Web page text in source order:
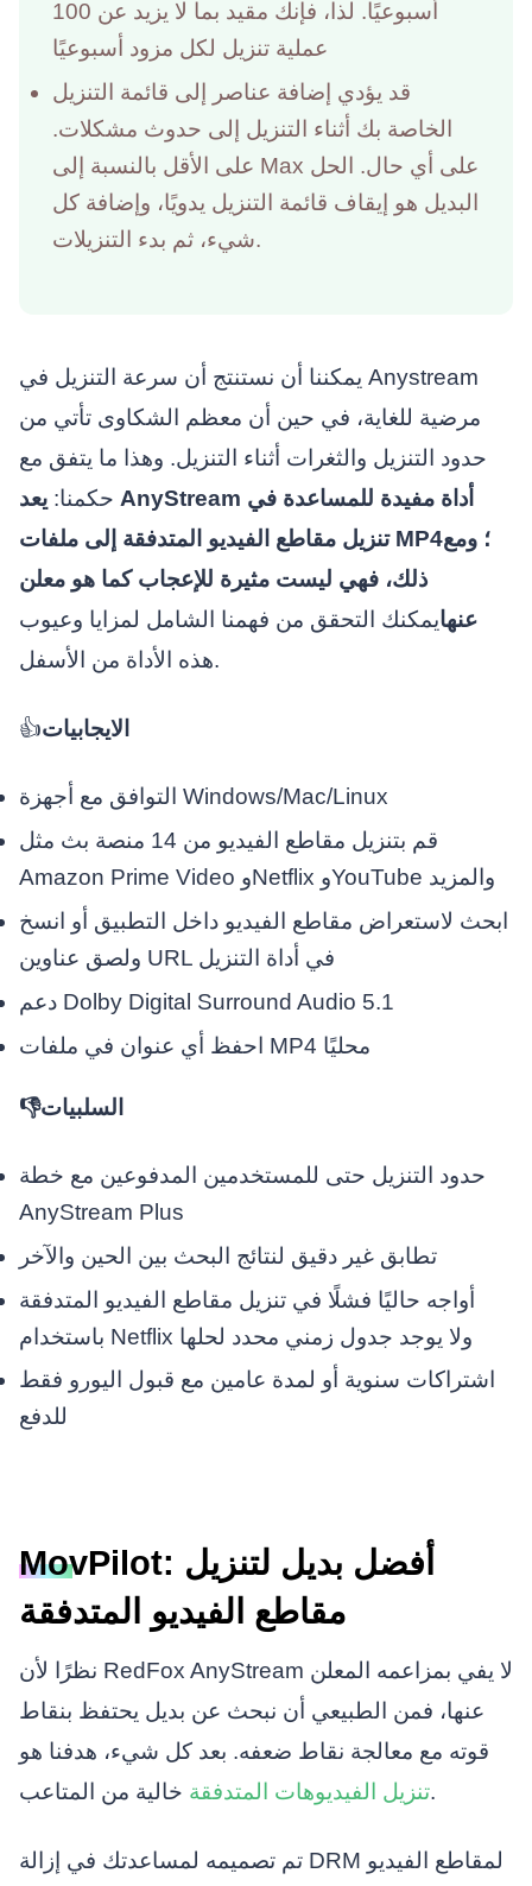
أسبوعيًا. لذا، فإنك مقيد بما لا يزيد عن 100
عملية تنزيل لكل مزود أسبوعيًا
قد يؤدي إضافة عناصر إلى قائمة التنزيل
الخاصة بك أثناء التنزيل إلى حدوث مشكلات.
على الأقل بالنسبة إلى Max على أي حال. الحل
البديل هو إيقاف قائمة التنزيل يدويًا، وإضافة كل
شيء، ثم بدء التنزيلات.
يمكننا أن نستنتج أن سرعة التنزيل في Anystream
مرضية للغاية، في حين أن معظم الشكاوى تأتي من
حدود التنزيل والثغرات أثناء التنزيل. وهذا ما يتفق مع
حكمنا:يعد AnyStream أداة مفيدة للمساعدة في
تنزيل مقاطع الفيديو المتدفقة إلى ملفات MP4؛ ومع
ذلك، فهي ليست مثيرة للإعجاب كما هو معلن
عنهايمكنك التحقق من فهمنا الشامل لمزايا وعيوب
هذه الأداة من الأسفل.
👍الايجابيات
التوافق مع أجهزة Windows/Mac/Linux
قم بتنزيل مقاطع الفيديو من 14 منصة بث مثل
Amazon Prime Video وNetflix وYouTube والمزيد
ابحث لاستعراض مقاطع الفيديو داخل التطبيق أو انسخ
ولصق عناوين URL في أداة التنزيل
دعم Dolby Digital Surround Audio 5.1
احفظ أي عنوان في ملفات MP4 محليًا
👎السلبيات
حدود التنزيل حتى للمستخدمين المدفوعين مع خطة
AnyStream Plus
تطابق غير دقيق لنتائج البحث بين الحين والآخر
أواجه حاليًا فشلًا في تنزيل مقاطع الفيديو المتدفقة
باستخدام Netflix ولا يوجد جدول زمني محدد لحلها
اشتراكات سنوية أو لمدة عامين مع قبول اليورو فقط
للدفع
MovPilot: أفضل بديل لتنزيل
مقاطع الفيديو المتدفقة
نظرًا لأن RedFox AnyStream لا يفي بمزاعمه المعلن
عنها، فمن الطبيعي أن نبحث عن بديل يحتفظ بنقاط
قوته مع معالجة نقاط ضعفه. بعد كل شيء، هدفنا هو
تنزيل الفيديوهات المتدفقةخالية من المتاعب.
تم تصميمه لمساعدتك في إزالة DRM لمقاطع الفيديو